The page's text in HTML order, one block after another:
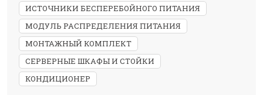
ИСТОЧНИКИ БЕСПЕРЕБОЙНОГО ПИТАНИЯ
МОДУЛЬ РАСПРЕДЕЛЕНИЯ ПИТАНИЯ
МОНТАЖНЫЙ КОМПЛЕКТ
СЕРВЕРНЫЕ ШКАФЫ И СТОЙКИ
КОНДИЦИОНЕР